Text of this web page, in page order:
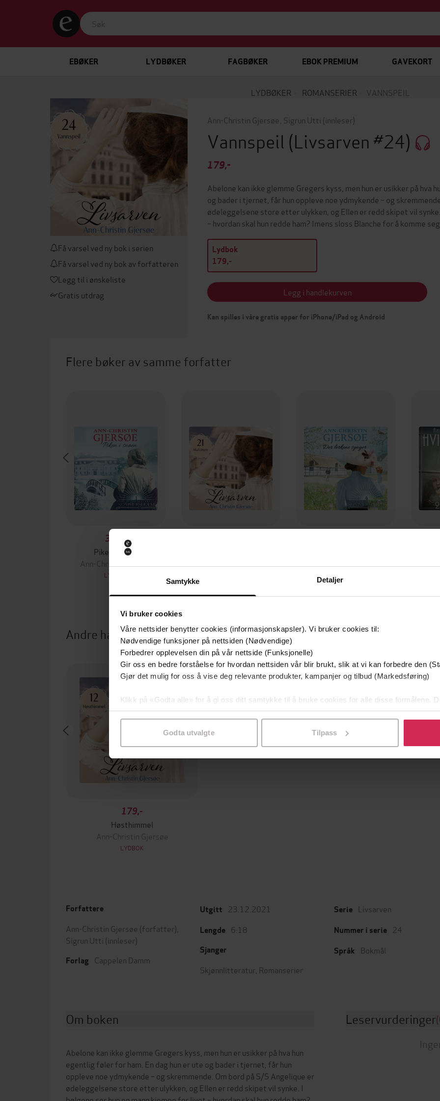
Samtykke Detaljer
Vi bruker cookies
Våre nettsider benytter cookies (informasjonskapsler). Vi bruker cookies til:
Nødvendige funksjoner på nettsiden (Nødvendige)
Forbedrer opplevelsen din på vår nettside (Funksjonelle)
Gir oss en bedre forståelse for hvordan nettsiden vår blir brukt, slik at vi kan forbedre den
Gjør det mulig for oss å vise deg relevante produkter, kampanjer og tilbud (Markedsføring)
Klikk på «Godta alle» for å gi oss ditt samtykke til å bruke cookies for alle disse formålene.
samtykke til spesifikke formål ved å klikke på «Tilpass». Du kan når som helst trekke
Godta utvalgte Tilpass
EBØKER LYDBØKER FAGBØKER EBOK PREMIUM GAVEKORT
LYDBØKER ROMANSERIER VANNSPEIL
Få varsel ved ny bok i serien
Få varsel ved ny bok av forfatteren
Legg til i ønskeliste
Gratis utdrag
Ann-Christin Gjersøe Sigrun Utti (innleser)
Vannspeil (Livsarven #24)
179,-
Abelone kan ikke glemme Gregers kyss, men hun er usikker på hva
og bader i tjernet, får hun oppleve noe ydmykende – og
ødeleggelsene store etter ulykken, og Ellen er redd skipet vil
– hvordan skal hun redde ham? Imens sloss Blanche for å komme
Lydbok
179,-
Legg i handlekurven
Kan spilles i våre gratis apper for iPhone/iPad og Android
Flere bøker av samme forfatter
350,-
Piken i snøen
Ann-Christin Gjersøe
LYDBOK
Andre har også kjøpt
179,-
Høsthimmel
Ann-Christin Gjersøe
LYDBOK
Forfattere
Ann-Christin Gjersøe (forfatter),
Sigrun Utti (innleser)
Forlag Cappelen Damm
Utgitt 23.12.2021
Lengde 6:18
Sjanger
Skjønnlitteratur Romanserier
Serie Livsarven
Nummer i serie 24
Språk Bokmål
Om boken
Abelone kan ikke glemme Gregers kyss, men hun er usikker på hva hun
egentlig føler for ham. En dag hun er ute og bader i tjernet, får hun
oppleve noe ydmykende – og skremmende. Om bord på S/S Angelique er
ødeleggelsene store etter ulykken, og Ellen er redd skipet vil synke. I
Leservurderinger